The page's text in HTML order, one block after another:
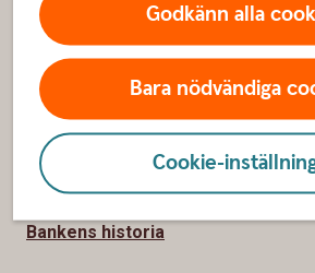
Godkänn alla
Bara nödvändiga
Cookie-
Om oss
Vår verksamhet
Hållbarhet
Jobba hos oss
Bankens historia